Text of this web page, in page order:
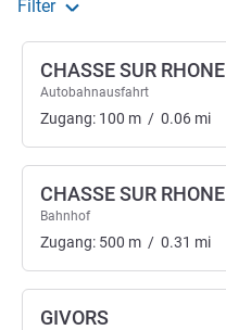
Filter
CHASSE SUR RHONE
Autobahnausfahrt
Zugang: 100 m / 0.06 mi
CHASSE SUR RHONE
Bahnhof
Zugang: 500 m / 0.31 mi
GIVORS